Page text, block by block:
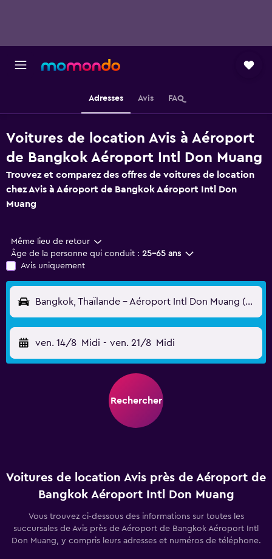
Adresses Avis FAQ
Voitures de location Avis à Aéroport
de Bangkok Aéroport Intl Don Muang
Trouvez et comparez des offres de voitures de location
chez Avis à Aéroport de Bangkok Aéroport Intl Don
Muang
Même lieu de retour
Âge de la personne qui conduit : 25-65 ans
Avis uniquement
Bangkok, Thaïlande - Aéroport Intl Don Muang (DMK)
ven. 14/8 Midi - ven. 21/8 Midi
Rechercher
Voitures de location Avis près de Aéroport de
Bangkok Aéroport Intl Don Muang
Vous trouvez ci-dessous des informations sur toutes les
succursales de Avis près de Aéroport de Bangkok Aéroport Intl
Don Muang, y compris leurs adresses et numéros de téléphone.